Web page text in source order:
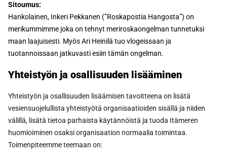
Sitoumus:
Hankolainen, Inkeri Pekkanen (”Roskapostia Hangosta”) on
merikummimme joka on tehnyt meriroskaongelman tunnetuksi
maan laajuisesti. Myös Ari Heinilä tuo vlogeissaan ja
tuotannoissaan jatkuvasti esiin tämän ongelman.
Yhteistyön ja osallisuuden lisääminen
Yhteistyön ja osallisuuden lisäämisen tavoitteena on lisätä
vesiensuojelullista yhteistyötä organisaatioiden sisällä ja niiden
välillä, lisätä tietoa parhaista käytännöistä ja tuoda Itämeren
huomioiminen osaksi organisaation normaalia toimintaa.
Toimenpiteemme teemaan on: